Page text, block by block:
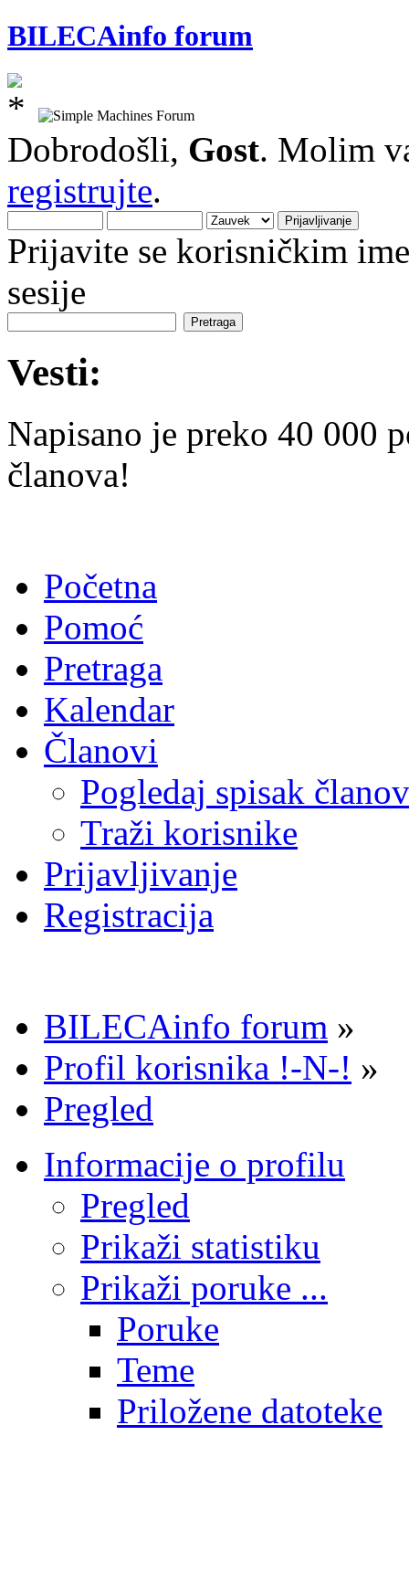
BILECAinfo forum
Dobrodošli, Gost. Molim
registrujte.
Prijavite se korisničkim
sesije
Vesti:
Napisano je preko 40 000
članova!
Početna
Pomoć
Pretraga
Kalendar
Članovi
Pogledaj spisak
Traži korisnike
Prijavljivanje
Registracija
BILECAinfo forum »
Profil korisnika !-N-! »
Pregled
Informacije o profilu
Pregled
Prikaži statistiku
Prikaži poruke ...
Poruke
Teme
Priložene datoteke